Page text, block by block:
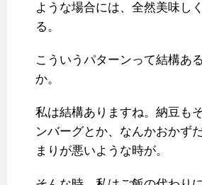
ような場合には、全然美味し
る。
こういうパターンって結構あ
か。
私は結構ありますね。納豆も
ンバーグとか、なんかおかず
まりが悪いような時が。